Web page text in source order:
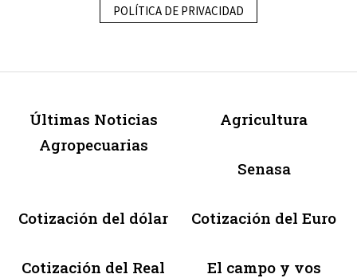
POLÍTICA DE PRIVACIDAD
Últimas Noticias
Agropecuarias
Agricultura
Senasa
Cotización del dólar Cotización del Euro
Cotización del Real El campo y vos